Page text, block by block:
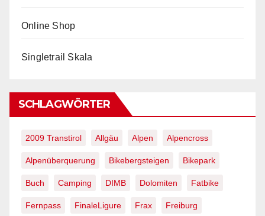
Online Shop
Singletrail Skala
SCHLAGWÖRTER
2009 Transtirol Allgäu Alpen Alpencross
Alpenüberquerung Bikebergsteigen Bikepark
Buch Camping DIMB Dolomiten Fatbike
Fernpass FinaleLigure Frax Freiburg